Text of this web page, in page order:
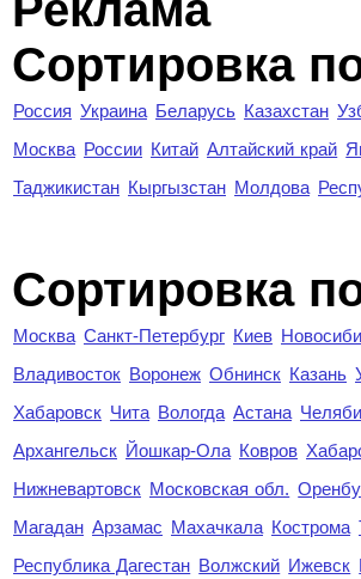
Сортировка
Россия Украина Беларусь Казахстан
Москва России Китай Алтайский край
Таджикистан Кыргызстан Молдова
Cортировка
Москва Санкт-Петербург Киев
Владивосток Воронеж Обнинск Казань
Хабаровск Чита Вологда Астана
Архангельск Йошкар-Ола Ковров
Нижневартовск Московская обл.
Магадан Арзамас Махачкала Кострома
Республика Дагестан Волжский Ижевск